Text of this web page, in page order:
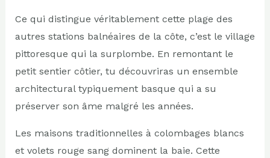
Ce qui distingue véritablement cette plage des
autres stations balnéaires de la côte, c’est le village
pittoresque qui la surplombe. En remontant le
petit sentier côtier, tu découvriras un ensemble
architectural typiquement basque qui a su
préserver son âme malgré les années.
Les maisons traditionnelles à colombages blancs
et volets rouge sang dominent la baie. Cette